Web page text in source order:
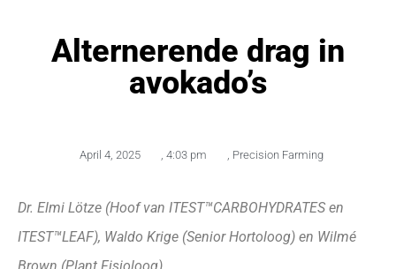
Alternerende drag in
avokado’s
April 4, 2025 4:03 pm Precision Farming
Dr. Elmi Lötze (Hoof van ITEST™CARBOHYDRATES en
ITEST™LEAF), Waldo Krige (Senior Hortoloog) en Wilmé